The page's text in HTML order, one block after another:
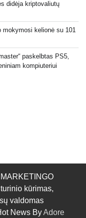
didėja kriptovaliutų
kelionė su 101
paskelbtas PS5,
kompiuteriui
kūrimas,
valdomas
News ByAdore